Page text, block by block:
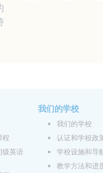
程
级英语
我们的学校
我们的学校
认证和学校政
学校设施和导
教学方法和进